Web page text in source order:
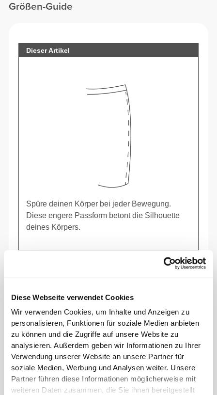
Diese Webseite verwendet Cookies
Wir verwenden Cookies, um Inhalte und Anzeigen zu
personalisieren, Funktionen für soziale Medien anbieten
zu können und die Zugriffe auf unsere Website zu
analysieren. Außerdem geben wir Informationen zu Ihrer
Verwendung unserer Website an unsere Partner für
soziale Medien, Werbung und Analysen weiter. Unsere
Partner führen diese Informationen möglicherweise mit
weiteren Daten zusammen, die Sie ihnen bereitgestellt
Größen-Guide
Dieser Artikel
Spüre deinen Körper bei jeder Bewegung.
Diese engere Passform betont die Silhouette
deines Körpers.